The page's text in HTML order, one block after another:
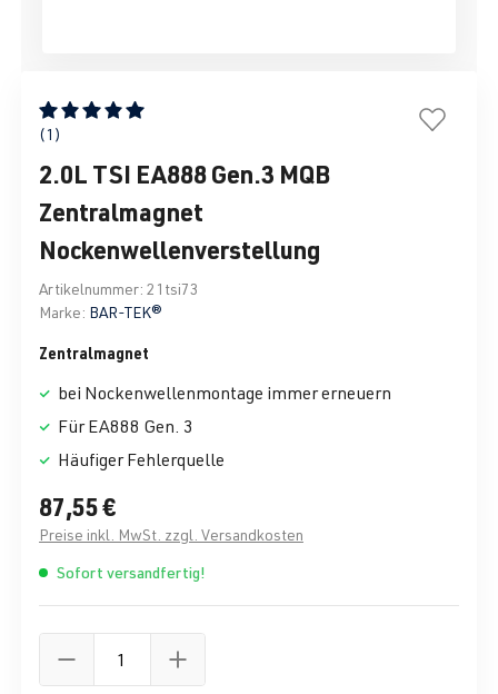
Durchschnittliche Bewertung von 5 von 5 Sternen
(1)
2.0L TSI EA888 Gen.3 MQB
Zentralmagnet
Nockenwellenverstellung
Artikelnummer: 21tsi73
Marke: BAR-TEK®
Zentralmagnet
bei Nockenwellenmontage immer erneuern
Für EA888 Gen. 3
Häufiger Fehlerquelle
87,55 €
Preise inkl. MwSt. zzgl. Versandkosten
Sofort versandfertig!